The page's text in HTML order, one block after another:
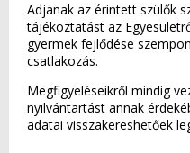
Adjanak az érintett szülők
tájékoztatást az
gyermek fejlődése
csatlakozás.
Megfigyeléseikről mindig
nyilvántartást annak
adatai visszakereshetőek